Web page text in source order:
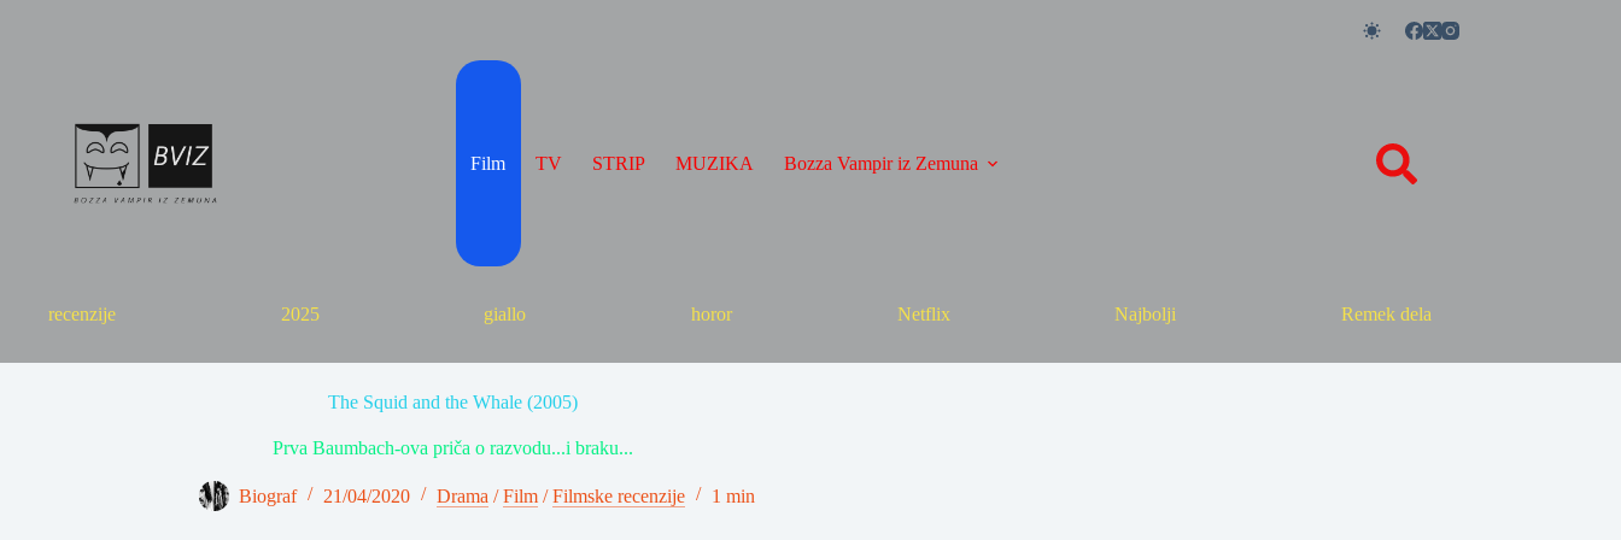
Film TV STRIP MUZIKA Bozza Vampir iz Zemuna
recenzije 2025 giallo horor Netflix Najbolji Remek dela
The Squid and the Whale (2005)
Prva Baumbach-ova priča o razvodu...i braku...
Biograf 21/04/2020 Drama /Film/Filmske recenzije 1 min